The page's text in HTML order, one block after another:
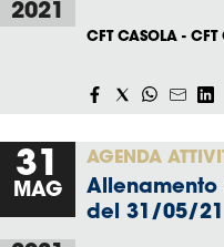
2021
CFT CASOLA - CFT
31
MAG
AGENDA
Allenamento
del 31/05/21